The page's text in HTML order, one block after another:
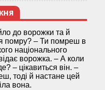
до ворожки та й
помру? – Ти помреш в
національного
ворожка. – А коли
– цікавиться він. –
тоді й настане цей
вона.